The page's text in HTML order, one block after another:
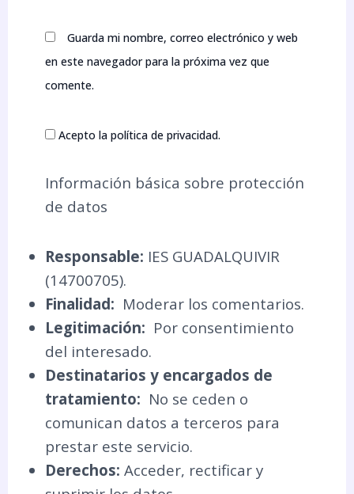
Guarda mi nombre, correo electrónico y web
en este navegador para la próxima vez que
comente.
Acepto la política de privacidad.
Información básica sobre protección
de datos
Responsable: IES GUADALQUIVIR
(14700705).
Finalidad: Moderar los comentarios.
Legitimación: Por consentimiento
del interesado.
Destinatarios y encargados de
tratamiento: No se ceden o
comunican datos a terceros para
prestar este servicio.
Derechos: Acceder, rectificar y